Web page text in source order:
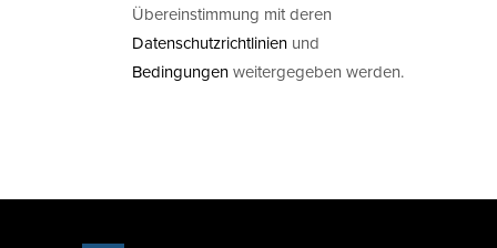
Übereinstimmung mit deren
Datenschutzrichtlinien und
Bedingungenweitergegeben werden.